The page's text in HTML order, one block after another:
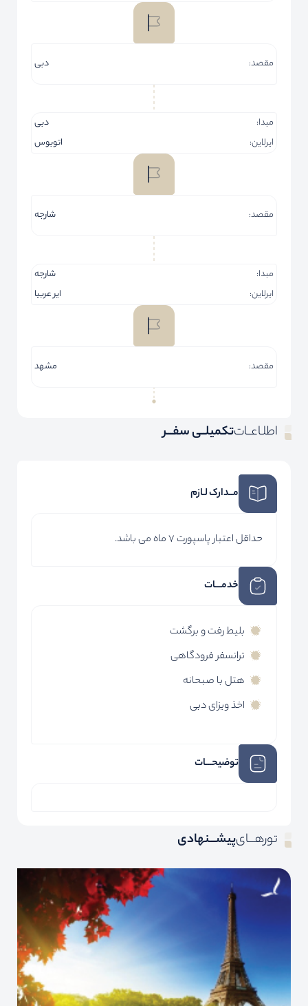
مقصد: دبی
مبدا:
دبی
ایرلاین:
اتوبوس
مقصد: شارجه
مبدا:
شارجه
ایرلاین:
ایر عربیا
مقصد: مشهد
اطلـاعــاتتکمیلــی سفـــر
مــدارک لـازم
حداقل اعتبار پاسپورت 7 ماه می باشد.
خدمـــات
بلیط رفت و برگشت
ترانسفر فرودگاهی
هتل با صبحانه
اخذ ویزای دبی
توضیحـــات
تورهـــایپیشـــنهادی